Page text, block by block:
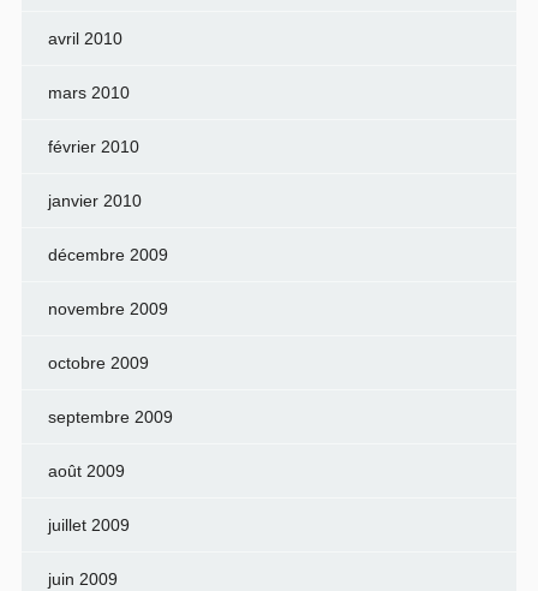
avril 2010
mars 2010
février 2010
janvier 2010
décembre 2009
novembre 2009
octobre 2009
septembre 2009
août 2009
juillet 2009
juin 2009